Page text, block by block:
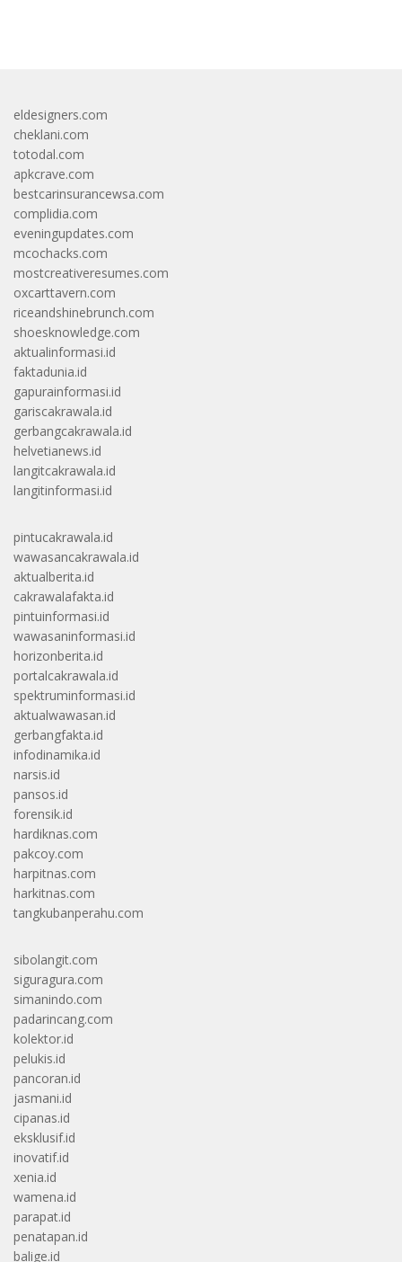
eldesigners.com
cheklani.com
totodal.com
apkcrave.com
bestcarinsurancewsa.com
complidia.com
eveningupdates.com
mcochacks.com
mostcreativeresumes.com
oxcarttavern.com
riceandshinebrunch.com
shoesknowledge.com
aktualinformasi.id
faktadunia.id
gapurainformasi.id
gariscakrawala.id
gerbangcakrawala.id
helvetianews.id
langitcakrawala.id
langitinformasi.id
pintucakrawala.id
wawasancakrawala.id
aktualberita.id
cakrawalafakta.id
pintuinformasi.id
wawasaninformasi.id
horizonberita.id
portalcakrawala.id
spektruminformasi.id
aktualwawasan.id
gerbangfakta.id
infodinamika.id
narsis.id
pansos.id
forensik.id
hardiknas.com
pakcoy.com
harpitnas.com
harkitnas.com
tangkubanperahu.com
sibolangit.com
siguragura.com
simanindo.com
padarincang.com
kolektor.id
pelukis.id
pancoran.id
jasmani.id
cipanas.id
eksklusif.id
inovatif.id
xenia.id
wamena.id
parapat.id
penatapan.id
balige.id